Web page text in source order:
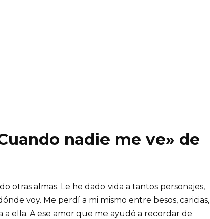
nadie me ve» de
otras almas. Le he dado vida a tantos personajes,
voy. Me perdí a mi mismo entre besos, caricias,
a ella. A ese amor que me ayudó a recordar de